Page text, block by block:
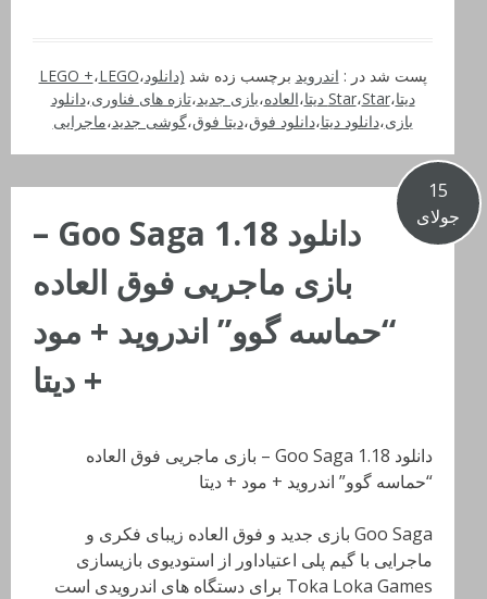
پست شد در : اندروید برچسب زده شد (دانلود، LEGO +،LEGO
دیتا، Star،Star دیتا ،العاده،بازی جدید،تازه های فناوری،دانلود
بازی،دانلود دیتا،دانلود فوق،دیتا فوق،گوشی جدید،ماجرایی
15
جولای
دانلود Goo Saga 1.18 –
بازی ماجریی فوق العاده
“حماسه گوو” اندروید + مود
+ دیتا
دانلود Goo Saga 1.18 – بازی ماجریی فوق العاده
“حماسه گوو” اندروید + مود + دیتا
Goo Saga بازی جدید و فوق العاده زیبای فکری و
ماجرایی با گیم پلی اعتیاداور از استودیوی بازیسازی
Toka Loka Games برای دستگاه های اندرویدی است